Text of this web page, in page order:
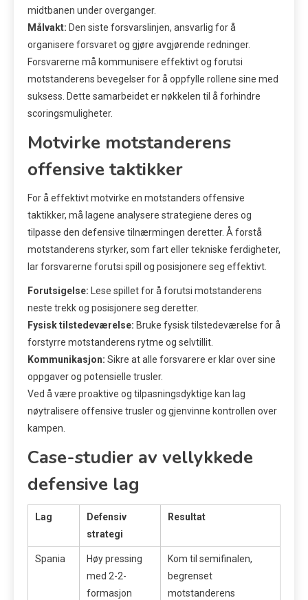
midtbanen under overganger.
Målvakt: Den siste forsvarslinjen, ansvarlig for å
organisere forsvaret og gjøre avgjørende redninger.
Forsvarerne må kommunisere effektivt og forutsi
motstanderens bevegelser for å oppfylle rollene sine med
suksess. Dette samarbeidet er nøkkelen til å forhindre
scoringsmuligheter.
Motvirke motstanderens
offensive taktikker
For å effektivt motvirke en motstanders offensive
taktikker, må lagene analysere strategiene deres og
tilpasse den defensive tilnærmingen deretter. Å forstå
motstanderens styrker, som fart eller tekniske ferdigheter,
lar forsvarerne forutsi spill og posisjonere seg effektivt.
Forutsigelse: Lese spillet for å forutsi motstanderens
neste trekk og posisjonere seg deretter.
Fysisk tilstedeværelse: Bruke fysisk tilstedeværelse for å
forstyrre motstanderens rytme og selvtillit.
Kommunikasjon: Sikre at alle forsvarere er klar over sine
oppgaver og potensielle trusler.
Ved å være proaktive og tilpasningsdyktige kan lag
nøytralisere offensive trusler og gjenvinne kontrollen over
kampen.
Case-studier av vellykkede
defensive lag
Lag
Defensiv
strategi
Resultat
Spania
Høy pressing
med 2-2-
formasjon
Kom til semifinalen,
begrenset
motstanderens